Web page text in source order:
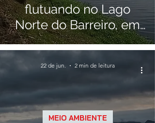
flutuando no Lago
Norte do Barreiro, em
Araxá
MEIO AMBIENTE
22 de jun. 2 min de leitura